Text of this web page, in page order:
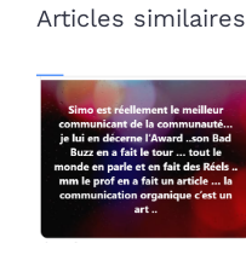
Articles similaires